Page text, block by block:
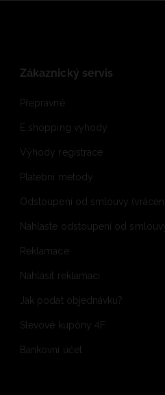
Zákaznický servis
Přepravné
E shopping vyhody
Výhody registrace
Platební metody
Odstoupení od smlouvy
Nahlaste odstoupení od
Reklamace
Nahlásit reklamaci
Jak podat objednávku?
Slevové kupóny 4F
Bankovní účet